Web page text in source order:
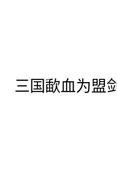
三国歃血为盟